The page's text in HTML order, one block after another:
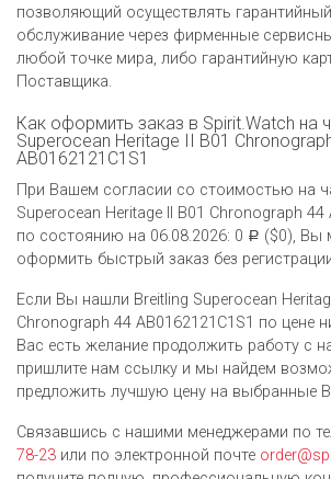
позволяющий осуществлять
обслуживание через фирменные
любой точке мира, либо гарантийную
Поставщика.
Как оформить заказ в Spirit.Watch на
Superocean Heritage II B01
AB0162121C1S1
При Вашем согласии со стоимостью на
Superocean Heritage II B01 Chronograph 44
по состоянию на 06.08.2026: 0 Р ($0), Вы
оформить быстрый заказ без
Если Вы нашли Breitling Superocean
Chronograph 44 AB0162121C1S1 по цене
Вас есть желание продолжить работу с
пришлите нам ссылку и мы найдем
предложить лучшую цену на выбранные
Связавшись с нашими менеджерами по
78-23 или по электронной почте